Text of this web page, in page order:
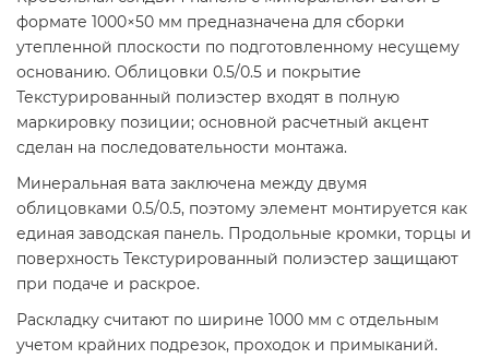
формате 1000×50 мм предназначена для сборки
утепленной плоскости по подготовленному несущему
основанию. Облицовки 0.5/0.5 и покрытие
Текстурированный полиэстер входят в полную
маркировку позиции; основной расчетный акцент
сделан на последовательности монтажа.
Минеральная вата заключена между двумя
облицовками 0.5/0.5, поэтому элемент монтируется как
единая заводская панель. Продольные кромки, торцы и
поверхность Текстурированный полиэстер защищают
при подаче и раскрое.
Раскладку считают по ширине 1000 мм с отдельным
учетом крайних подрезок, проходок и примыканий.